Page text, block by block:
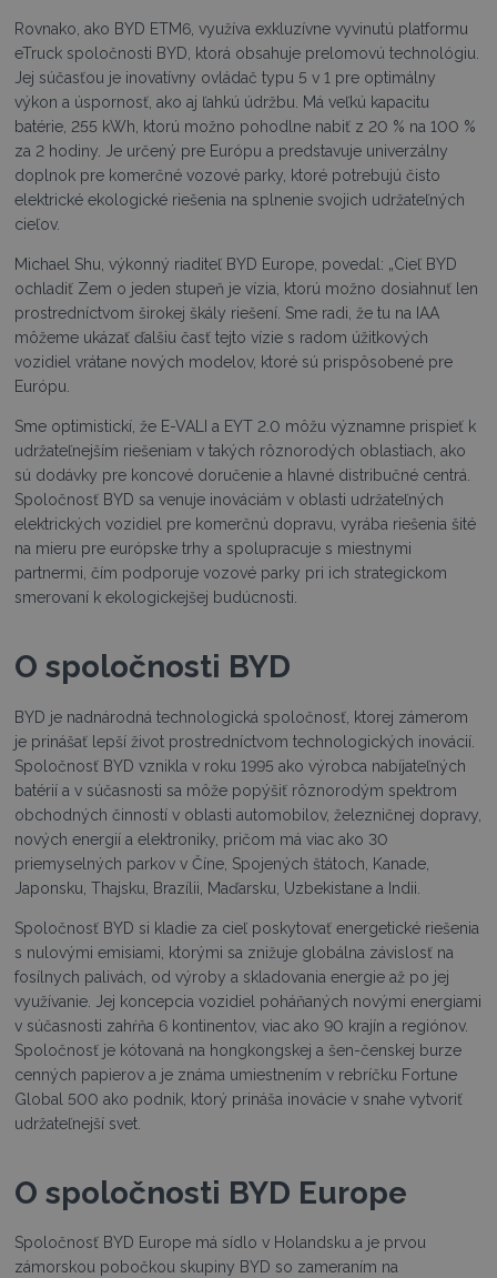
Rovnako, ako BYD ETM6, využíva exkluzívne vyvinutú platformu
eTruck spoločnosti BYD, ktorá obsahuje prelomovú technológiu.
Jej súčasťou je inovatívny ovládač typu 5 v 1 pre optimálny
výkon a úspornosť, ako aj ľahkú údržbu. Má veľkú kapacitu
batérie, 255 kWh, ktorú možno pohodlne nabiť z 20 % na 100 %
za 2 hodiny. Je určený pre Európu a predstavuje univerzálny
doplnok pre komerčné vozové parky, ktoré potrebujú čisto
elektrické ekologické riešenia na splnenie svojich udržateľných
cieľov.
Michael Shu, výkonný riaditeľ BYD Europe, povedal: „Cieľ BYD
ochladiť Zem o jeden stupeň je vízia, ktorú možno dosiahnuť len
prostredníctvom širokej škály riešení. Sme radi, že tu na IAA
môžeme ukázať ďalšiu časť tejto vízie s radom úžitkových
vozidiel vrátane nových modelov, ktoré sú prispôsobené pre
Európu.
Sme optimistickí, že E-VALI a EYT 2.0 môžu významne prispieť k
udržateľnejším riešeniam v takých rôznorodých oblastiach, ako
sú dodávky pre koncové doručenie a hlavné distribučné centrá.
Spoločnosť BYD sa venuje inováciám v oblasti udržateľných
elektrických vozidiel pre komerčnú dopravu, vyrába riešenia šité
na mieru pre európske trhy a spolupracuje s miestnymi
partnermi, čím podporuje vozové parky pri ich strategickom
smerovaní k ekologickejšej budúcnosti.
O spoločnosti BYD
BYD je nadnárodná technologická spoločnosť, ktorej zámerom
je prinášať lepší život prostredníctvom technologických inovácií.
Spoločnosť BYD vznikla v roku 1995 ako výrobca nabíjateľných
batérií a v súčasnosti sa môže popýšiť rôznorodým spektrom
obchodných činností v oblasti automobilov, železničnej dopravy,
nových energií a elektroniky, pričom má viac ako 30
priemyselných parkov v Číne, Spojených štátoch, Kanade,
Japonsku, Thajsku, Brazílii, Maďarsku, Uzbekistane a Indii.
Spoločnosť BYD si kladie za cieľ poskytovať energetické riešenia
s nulovými emisiami, ktorými sa znižuje globálna závislosť na
fosílnych palivách, od výroby a skladovania energie až po jej
využívanie. Jej koncepcia vozidiel poháňaných novými energiami
v súčasnosti zahŕňa 6 kontinentov, viac ako 90 krajín a regiónov.
Spoločnosť je kótovaná na hongkongskej a šen-čenskej burze
cenných papierov a je známa umiestnením v rebríčku Fortune
Global 500 ako podnik, ktorý prináša inovácie v snahe vytvoriť
udržateľnejší svet.
O spoločnosti BYD Europe
Spoločnosť BYD Europe má sídlo v Holandsku a je prvou
zámorskou pobočkou skupiny BYD so zameraním na